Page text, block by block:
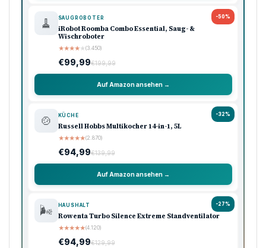
-50%
🧹 SAUGROBOTER
iRobot Roomba Combo Essential, Saug- &
Wischroboter
★★★★★(3.450)
€99,99€199,99
Auf Amazon ansehen →
-32%
🍲 KÜCHE
Russell Hobbs Multikocher 14-in-1, 5L
★★★★★(2.870)
€94,99€139,99
Auf Amazon ansehen →
-27%
🌬️ HAUSHALT
Rowenta Turbo Silence Extreme Standventilator
★★★★★(4.120)
€94,99€129,99